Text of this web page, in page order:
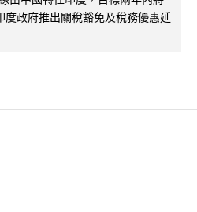
度政府推出關稅豁免及稅務優惠延